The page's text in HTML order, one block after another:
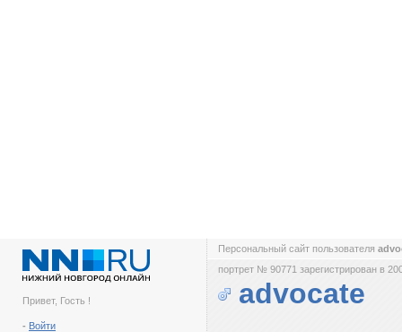
Привет, Гость !
- Войти
Персональный сайт пользователя
портрет № 90771 зарегистрирован в
advocate